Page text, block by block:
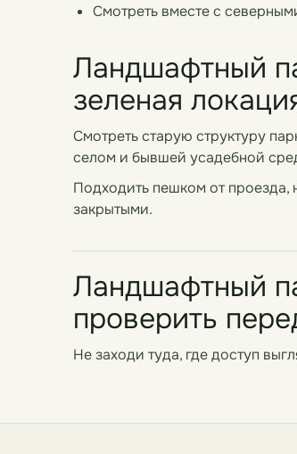
Смотреть вместе с
Ландшафтный
зеленая
Смотреть старую структуру
селом и бывшей усадебной
Подходить пешком от проезда,
закрытыми.
Ландшафтный
проверить
Не заходи туда, где доступ